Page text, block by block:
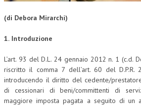
CORSI CE.S.E.D.
BROCHURE CE.S.E.D.
LA RIVISTA
(di Debora Mirarchi)
1. Introduzione
L’art. 93 del D.L. 24 gennaio 2012 n. 1 (c.d.
riscritto il comma 7 dell’art. 60 del
introducendo il diritto del cedente/
di cessionari di beni/committenti di
maggiore imposta pagata a seguito di un